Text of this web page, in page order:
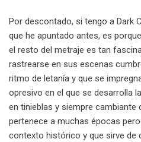
Por descontado, si tengo a Dark
que he apuntado antes, es
el resto del metraje es tan
rastrearse en sus escenas
ritmo de letanía y que se
opresivo en el que se desarrolla
en tinieblas y siempre cambiante
pertenece a muchas épocas
contexto histórico y que sirve de